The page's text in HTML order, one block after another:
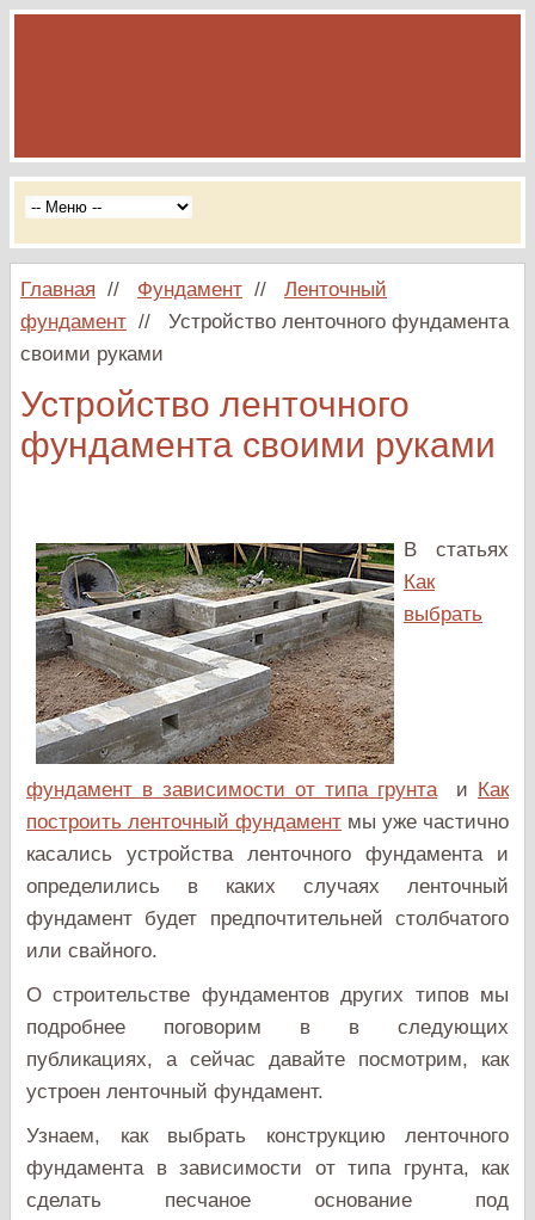
Главная // Фундамент //
Ленточный
фундамент //
Устройство ленточного фундамента
своими руками
Устройство ленточного
фундамента своими руками
В статьях
Как
выбрать
фундамент в зависимости от типа грунтаи Как
построить ленточный фундамент мы уже частично
касались устройства ленточного фундамента и
определились в каких случаях ленточный
фундамент будет предпочтительней столбчатого
или свайного.
О строительстве фундаментов других типов мы
подробнее поговорим в в следующих
публикациях, а сейчас давайте посмотрим, как
устроен ленточный фундамент.
Узнаем, как выбрать конструкцию ленточного
фундамента в зависимости от типа грунта, как
сделать песчаное основание под